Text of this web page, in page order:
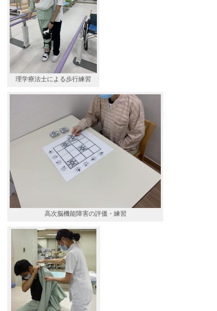
理学療法士による歩行練習
高次脳機能障害の評価・練習